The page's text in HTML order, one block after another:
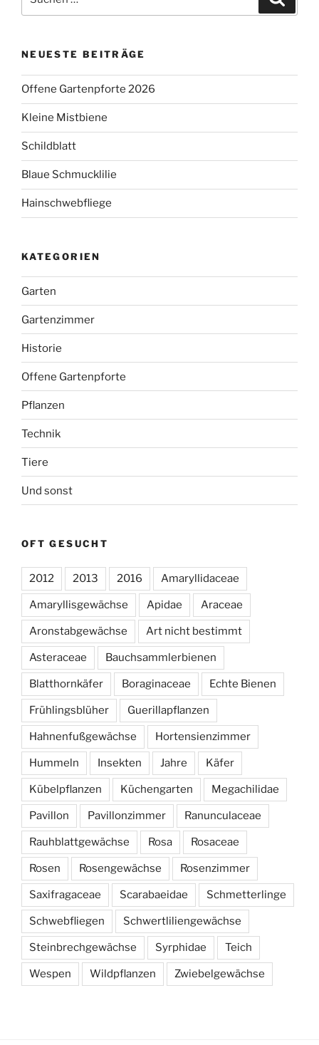
nach:
NEUESTE BEITRÄGE
Offene Gartenpforte 2026
Kleine Mistbiene
Schildblatt
Blaue Schmucklilie
Hainschwebfliege
KATEGORIEN
Garten
Gartenzimmer
Historie
Offene Gartenpforte
Pflanzen
Technik
Tiere
Und sonst
OFT GESUCHT
2012 2013 2016 Amaryllidaceae
Amaryllisgewächse Apidae Araceae
Aronstabgewächse Art nicht bestimmt
Asteraceae Bauchsammlerbienen
Blatthornkäfer Boraginaceae Echte Bienen
Frühlingsblüher Guerillapflanzen
Hahnenfußgewächse Hortensienzimmer
Hummeln Insekten Jahre Käfer
Kübelpflanzen Küchengarten Megachilidae
Pavillon Pavillonzimmer Ranunculaceae
Rauhblattgewächse Rosa Rosaceae
Rosen Rosengewächse Rosenzimmer
Saxifragaceae Scarabaeidae Schmetterlinge
Schwebfliegen Schwertliliengewächse
Steinbrechgewächse Syrphidae Teich
Wespen Wildpflanzen Zwiebelgewächse